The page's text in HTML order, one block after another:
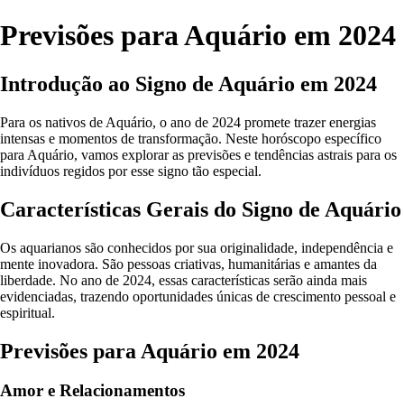
Previsões para Aquário em 2024
Introdução ao Signo de Aquário em 2024
Para os nativos de Aquário, o ano de 2024 promete trazer energias
intensas e momentos de transformação. Neste horóscopo específico
para Aquário, vamos explorar as previsões e tendências astrais para os
indivíduos regidos por esse signo tão especial.
Características Gerais do Signo de Aquário
Os aquarianos são conhecidos por sua originalidade, independência e
mente inovadora. São pessoas criativas, humanitárias e amantes da
liberdade. No ano de 2024, essas características serão ainda mais
evidenciadas, trazendo oportunidades únicas de crescimento pessoal e
espiritual.
Previsões para Aquário em 2024
Amor e Relacionamentos